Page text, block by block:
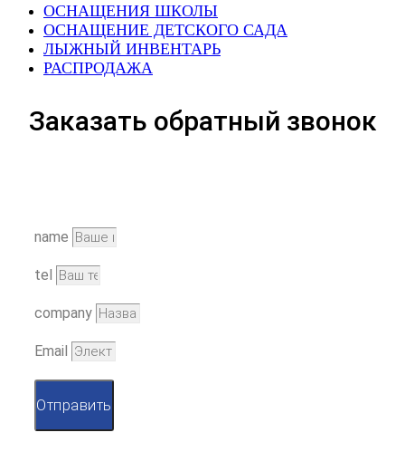
ОСНАЩЕНИЯ ШКОЛЫ
ОСНАЩЕНИЕ ДЕТСКОГО САДА
ЛЫЖНЫЙ ИНВЕНТАРЬ
РАСПРОДАЖА
Заказать обратный звонок
name
tel
company
Email
Отправить